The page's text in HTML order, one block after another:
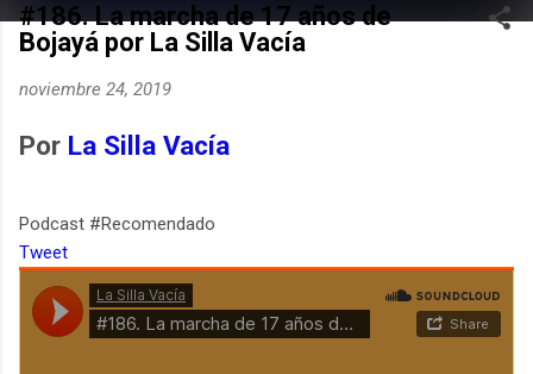
#186. La marcha de 17 años de
Bojayá por La Silla Vacía
noviembre 24, 2019
Por La Silla Vacía
Podcast #Recomendado
Tweet